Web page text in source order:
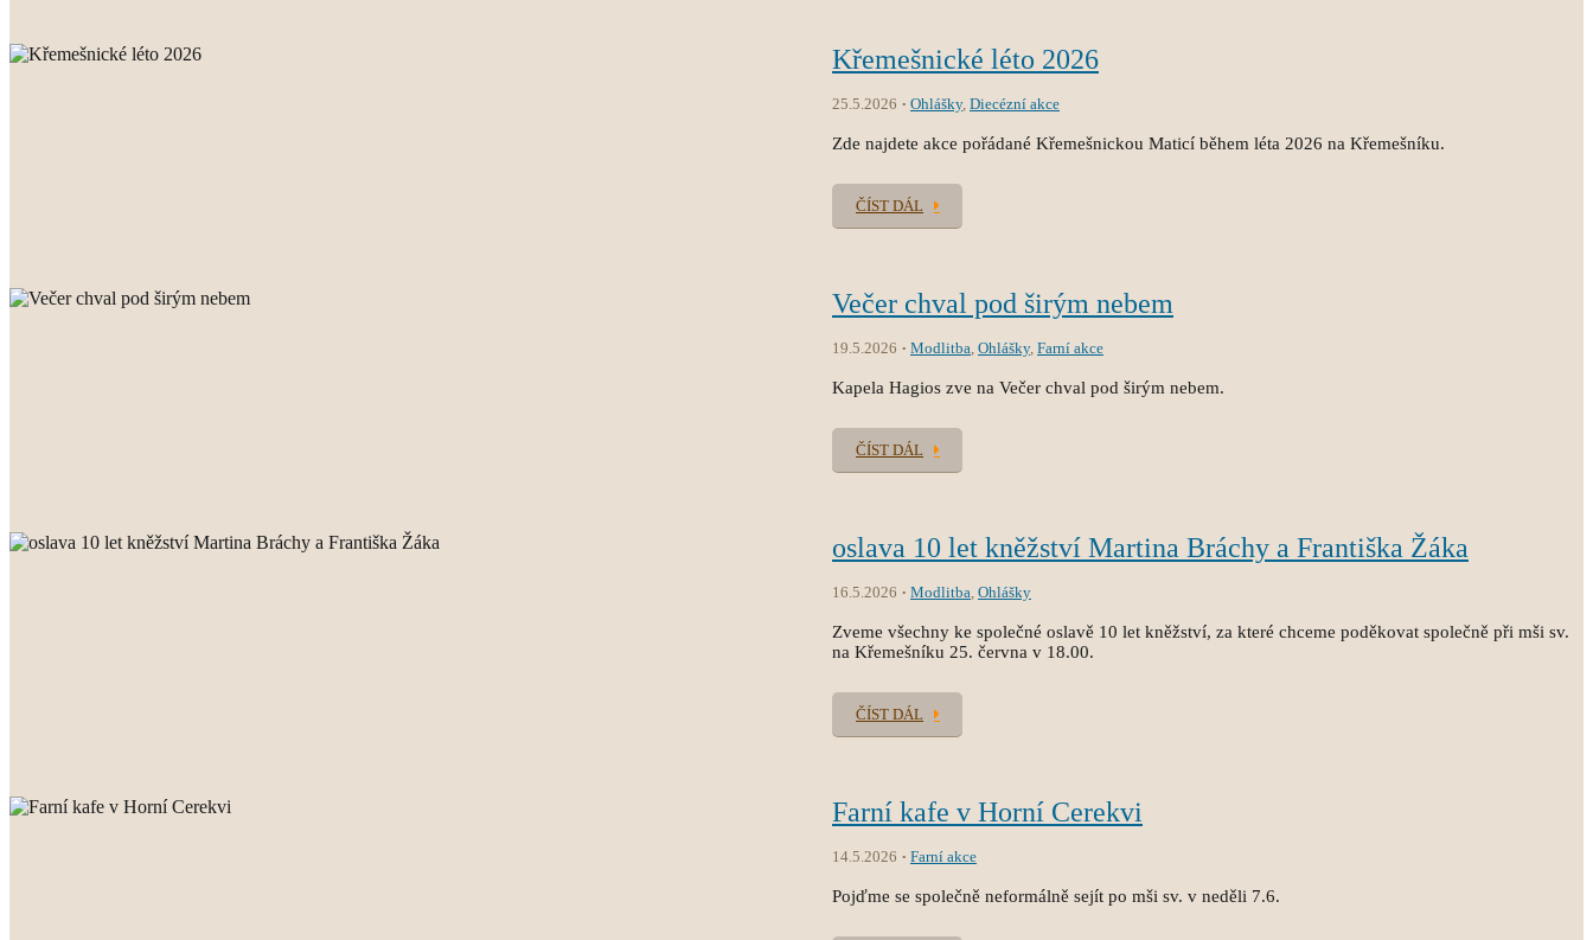
Křemešnické léto 2026
25.5.2026 Ohlášky, Diecézní akce
Zde najdete akce pořádané Křemešnickou Maticí během léta 2026 na Křemešníku.
ČÍST DÁL
Večer chval pod širým nebem
19.5.2026 Modlitba, Ohlášky, Farní akce
Kapela Hagios zve na Večer chval pod širým nebem.
ČÍST DÁL
oslava 10 let kněžství Martina Bráchy a Františka Žáka
16.5.2026 Modlitba, Ohlášky
Zveme všechny ke společné oslavě 10 let kněžství, za které chceme poděkovat společně při mši sv.
na Křemešníku 25. června v 18.00.
ČÍST DÁL
Farní kafe v Horní Cerekvi
14.5.2026 Farní akce
Pojďme se společně neformálně sejít po mši sv. v neděli 7.6.